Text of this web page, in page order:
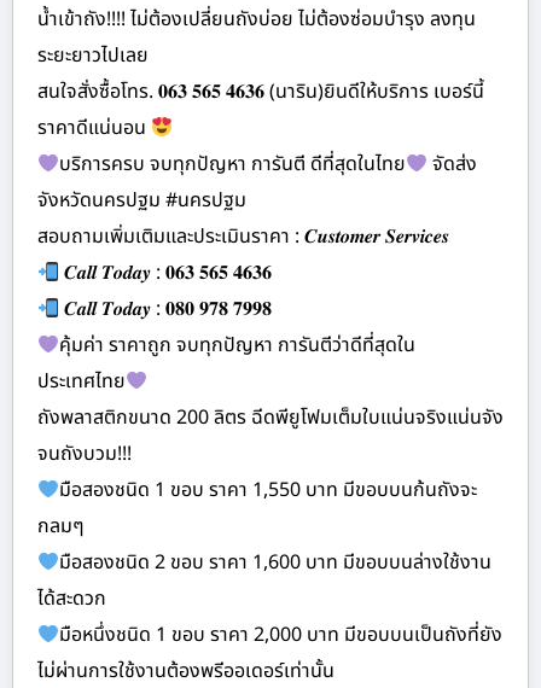
น้ำเข้าถัง!!!! ไม่ต้องเปลี่ยนถังบ่อย ไม่ต้องซ่อมบำรุง ลงทุน
ระยะยาวไปเลย
สนใจสั่งซื้อโทร. 𝟎𝟔𝟑 𝟓𝟔𝟓 𝟒𝟔𝟑𝟔 (นาริน)ยินดีให้บริการ เบอร์นี้
ราคาดีแน่นอน
บริการครบ จบทุกปัญหา การันตี ดีที่สุดในไทย
จัดส่ง
จังหวัดนครปฐม #นครปฐม
สอบถามเพิ่มเติมและประเมินราคา : 𝑪𝒖𝒔𝒕𝒐𝒎𝒆𝒓 𝑺𝒆𝒓𝒗𝒊𝒄𝒆𝒔
𝑪𝒂𝒍𝒍 𝑻𝒐𝒅𝒂𝒚 : 𝟎𝟔𝟑 𝟓𝟔𝟓 𝟒𝟔𝟑𝟔
𝑪𝒂𝒍𝒍 𝑻𝒐𝒅𝒂𝒚 : 𝟎𝟖𝟎 𝟗𝟕𝟖 𝟕𝟗𝟗𝟖
คุ้มค่า ราคาถูก จบทุกปัญหา การันตีว่าดีที่สุดใน
ประเทศไทย
ถังพลาสติกขนาด 200 ลิตร ฉีดพียูโฟมเต็มใบแน่นจริงแน่นจัง
จนถังบวม!!!
มือสองชนิด 1 ขอบ ราคา 1,550 บาท มีขอบบนก้นถังจะ
กลมๆ
มือสองชนิด 2 ขอบ ราคา 1,600 บาท มีขอบบนล่างใช้งาน
ได้สะดวก
มือหนึ่งชนิด 1 ขอบ ราคา 2,000 บาท มีขอบบนเป็นถังที่ยัง
ไม่ผ่านการใช้งานต้องพรีออเดอร์เท่านั้น